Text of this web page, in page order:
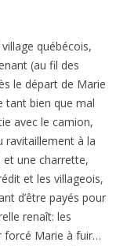
québécois,
(au fil des
le départ de Marie
tant bien que mal
avec le camion,
ravitaillement à la
et une charrette,
et les villageois,
d’être payés pour
renaît: les
forcé Marie à fuir…